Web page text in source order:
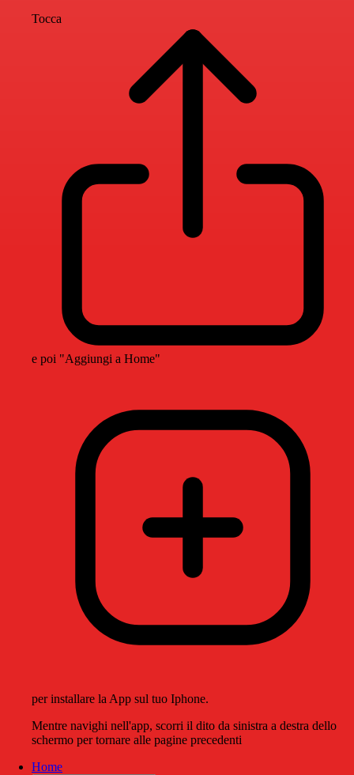
Tocca
e poi "Aggiungi a Home"
per installare la App sul tuo Iphone.
Mentre navighi nell'app, scorri il dito da sinistra a destra dello
schermo per tornare alle pagine precedenti
Home